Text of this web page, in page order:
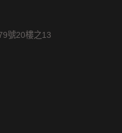
號20樓之13